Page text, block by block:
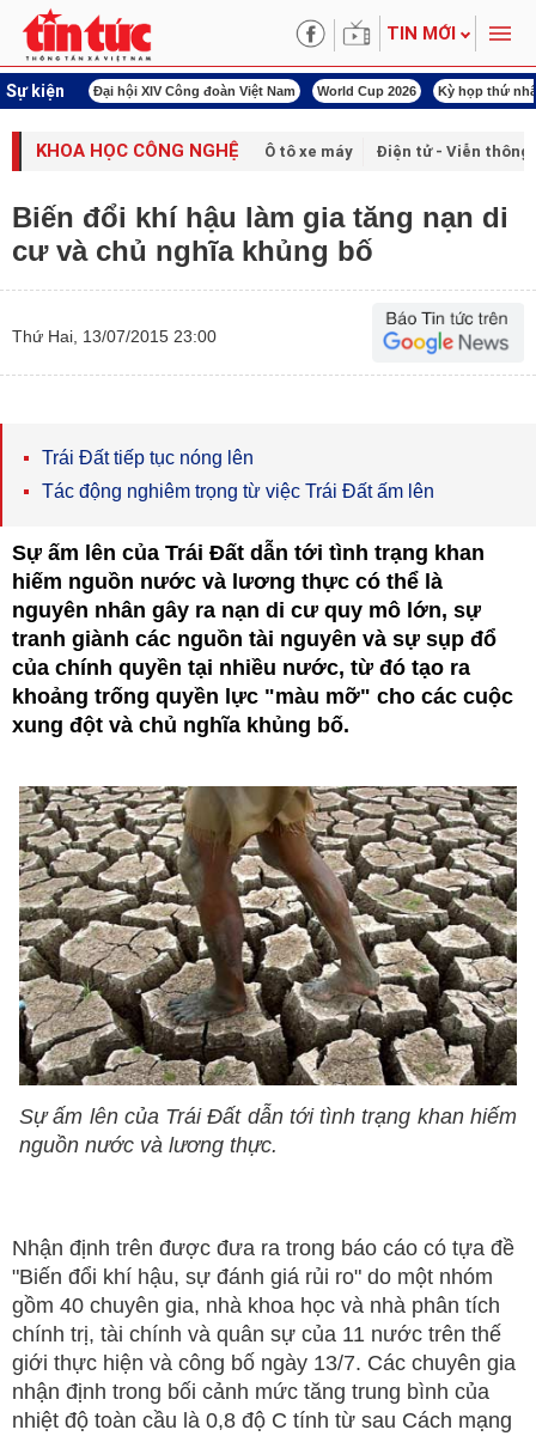
TIN MỚI
Sự kiện
ngày đêm Đại hội XIV Công đoàn Việt Nam World Cup 2026 Kỳ họp thứ
KHOA HỌC CÔNG NGHỆ Ô tô xe máy Điện tử - Viễn thông
Biến đổi khí hậu làm gia tăng nạn di
cư và chủ nghĩa khủng bố
Thứ Hai, 13/07/2015 23:00
Trái Đất tiếp tục nóng lên
Tác động nghiêm trọng từ việc Trái Đất ấm lên
Sự ấm lên của Trái Đất dẫn tới tình trạng khan
hiếm nguồn nước và lương thực có thể là
nguyên nhân gây ra nạn di cư quy mô lớn, sự
tranh giành các nguồn tài nguyên và sự sụp đổ
của chính quyền tại nhiều nước, từ đó tạo ra
khoảng trống quyền lực "màu mỡ" cho các cuộc
xung đột và chủ nghĩa khủng bố.
Sự ấm lên của Trái Đất dẫn tới tình trạng khan hiếm
nguồn nước và lương thực.
Nhận định trên được đưa ra trong báo cáo có tựa đề
"Biến đổi khí hậu, sự đánh giá rủi ro" do một nhóm
gồm 40 chuyên gia, nhà khoa học và nhà phân tích
chính trị, tài chính và quân sự của 11 nước trên thế
giới thực hiện và công bố ngày 13/7. Các chuyên gia
nhận định trong bối cảnh mức tăng trung bình của
nhiệt độ toàn cầu là 0,8 độ C tính từ sau Cách mạng